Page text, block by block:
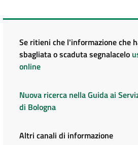
Se ritieni che l'informazione che
sbagliata o scaduta segnalacelo
online
Nuova ricerca nella Guida ai
di Bologna
Altri canali di informazione